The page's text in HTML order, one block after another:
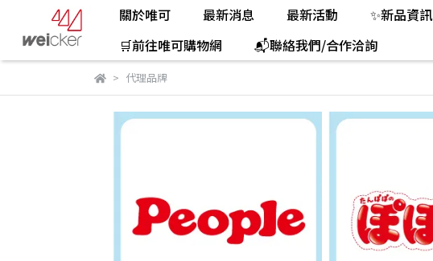
關於唯可 最新消息 最新活動 ✨新品資訊
🛒前往唯可購物網
📬聯絡我們/合作洽詢
代理品牌